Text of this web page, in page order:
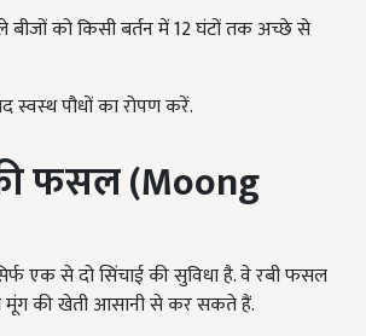
बीजों को किसी बर्तन में 12 घंटों तक अच्छे से
स्वस्थ पौधों का रोपण करें.
फसल (Moong
एक से दो सिंचाई की सुविधा है. वे रबी फसल
मूंग की खेती आसानी से कर सकते हैं.